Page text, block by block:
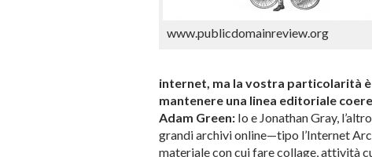
www.publicdomainreview.org
internet, ma la vostra particolarità
mantenere una linea editoriale
Adam Green: Io e Jonathan Gray,
grandi archivi online—tipo l’Internet
materiale con cui fare collage, attività